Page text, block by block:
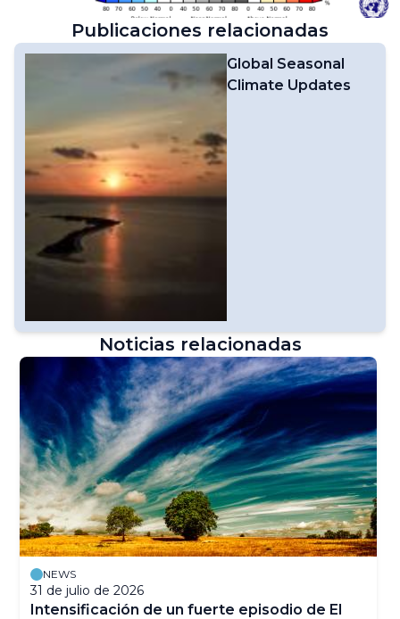
Publicaciones relacionadas
Global Seasonal
Climate Updates
Noticias relacionadas
NEWS
31 de julio de 2026
Intensificación de un fuerte episodio de El